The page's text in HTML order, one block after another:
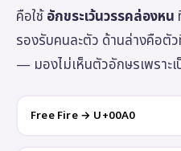
คือใช้อักขระเว้นวรรคล่องหน
รองรับคนละตัว ด้านล่างคือตั
— มองไม่เห็นตัวอักษรเพราะ
Free Fire → U+00A0